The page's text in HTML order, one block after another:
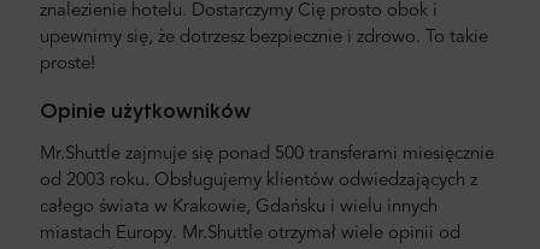
znalezienie hotelu. Dostarczymy Cię prosto obok i
upewnimy się, że dotrzesz bezpiecznie i zdrowo. To takie
proste!
Opinie użytkowników
Mr.Shuttle zajmuje się ponad 500 transferami miesięcznie
od 2003 roku. Obsługujemy klientów odwiedzających z
całego świata w Krakowie, Gdańsku i wielu innych
miastach Europy. Mr.Shuttle otrzymał wiele opinii od